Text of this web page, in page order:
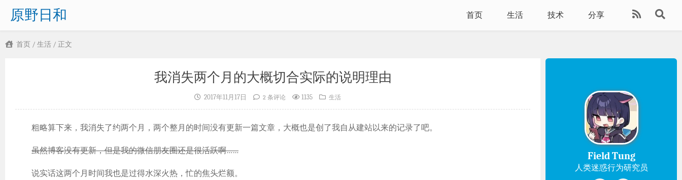
原野日和 首页 生活 技术 分享
首页 / 生活 / 正文
我消失两个月的大概切合实际的说明理由
2017年11月17日 2 条评论 1135 生活
粗略算下来，我消失了约两个月，两个整月的时间没有更新一篇文章，大概也是创了我自从建站以来的记录了吧。
虽然博客没有更新，但是我的微信朋友圈还是很活跃啊……
说实话这两个月时间我也是过得水深火热，忙的焦头烂额。
Field Tung
人类迷惑行为研究员